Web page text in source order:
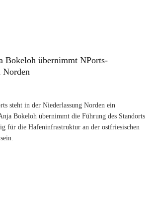
Bokeloh übernimmt NPorts-
Norden
steht in der Niederlassung Norden ein
Bokeloh übernimmt die Führung des Standorts
für die Hafeninfrastruktur an der ostfriesischen